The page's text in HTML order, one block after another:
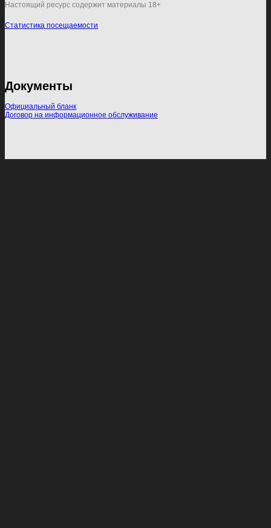
Настоящий ресурс содержит материалы 18+
Статистика посещаемости
Документы
Официальный бланк
Договор на информационное обслуживание